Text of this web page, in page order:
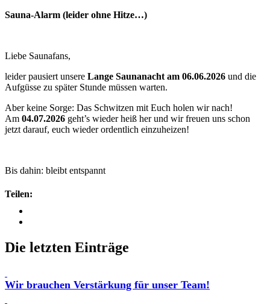
Sauna-Alarm (leider ohne Hitze…)
Liebe Saunafans,
leider pausiert unsere Lange Saunanacht am 06.06.2026 und die
Aufgüsse zu später Stunde müssen warten.
Aber keine Sorge: Das Schwitzen mit Euch holen wir nach!
Am 04.07.2026 geht’s wieder heiß her und wir freuen uns schon
jetzt darauf, euch wieder ordentlich einzuheizen!
Bis dahin: bleibt entspannt
Teilen:
Die letzten Einträge
Wir brauchen Verstärkung für unser Team!